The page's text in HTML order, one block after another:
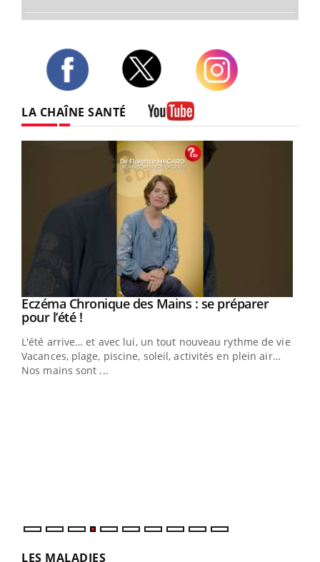
LA CHAÎNE SANTÉ
Youtube
Eczéma Chronique des Mains : se préparer
pour l’été !Youtube
L'été arrive… et avec lui, un tout nouveau rythme de vie !
Vacances, plage, piscine, soleil, activités en plein air…
Nos mains sont ...
LES MALADIES